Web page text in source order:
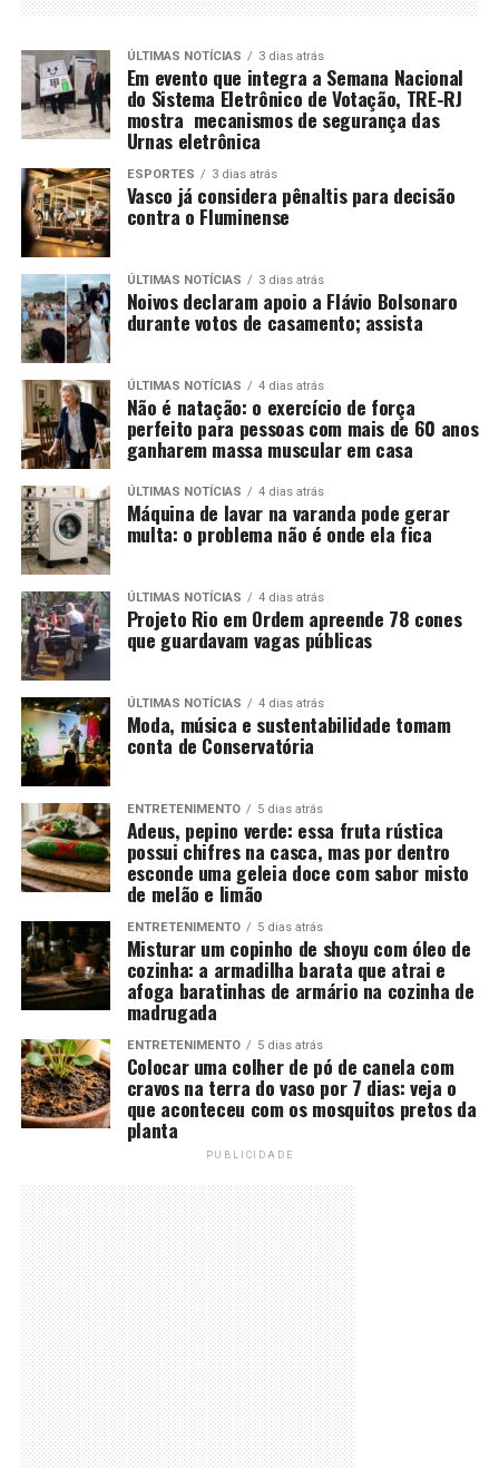
ÚLTIMAS NOTÍCIAS 3 dias atrás
Em evento que integra a Semana Nacional
do Sistema Eletrônico de Votação, TRE-RJ
mostra mecanismos de segurança das
Urnas eletrônica
ESPORTES 3 dias atrás
Vasco já considera pênaltis para decisão
contra o Fluminense
ÚLTIMAS NOTÍCIAS 3 dias atrás
Noivos declaram apoio a Flávio Bolsonaro
durante votos de casamento; assista
ÚLTIMAS NOTÍCIAS 4 dias atrás
Não é natação: o exercício de força
perfeito para pessoas com mais de 60 anos
ganharem massa muscular em casa
ÚLTIMAS NOTÍCIAS 4 dias atrás
Máquina de lavar na varanda pode gerar
multa: o problema não é onde ela fica
ÚLTIMAS NOTÍCIAS 4 dias atrás
Projeto Rio em Ordem apreende 78 cones
que guardavam vagas públicas
ÚLTIMAS NOTÍCIAS 4 dias atrás
Moda, música e sustentabilidade tomam
conta de Conservatória
ENTRETENIMENTO 5 dias atrás
Adeus, pepino verde: essa fruta rústica
possui chifres na casca, mas por dentro
esconde uma geleia doce com sabor misto
de melão e limão
ENTRETENIMENTO 5 dias atrás
Misturar um copinho de shoyu com óleo de
cozinha: a armadilha barata que atrai e
afoga baratinhas de armário na cozinha de
madrugada
ENTRETENIMENTO 5 dias atrás
Colocar uma colher de pó de canela com
cravos na terra do vaso por 7 dias: veja o
que aconteceu com os mosquitos pretos da
planta
PUBLICIDADE